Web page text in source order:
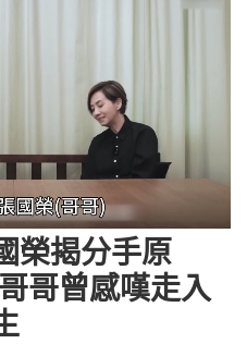
榮揭分手原
哥曾感嘆走入